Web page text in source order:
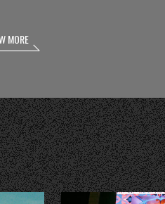
MORE